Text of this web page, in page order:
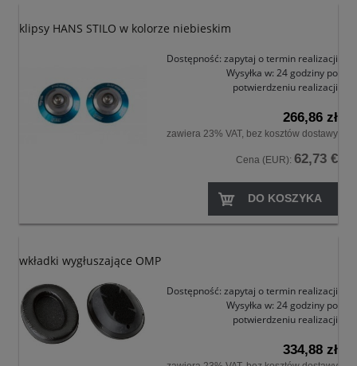
klipsy HANS STILO w kolorze niebieskim
Dostępność: zapytaj o termin realizacji
Wysyłka w: 24 godziny po
potwierdzeniu realizacji
266,86 zł
zawiera 23% VAT, bez kosztów dostawy
Cena (EUR): 62,73 €
DO KOSZYKA
wkładki wygłuszające OMP
Dostępność: zapytaj o termin realizacji
Wysyłka w: 24 godziny po
potwierdzeniu realizacji
334,88 zł